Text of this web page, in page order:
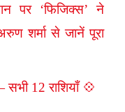
पर ‘फिजिक्स’ ने
शर्मा से जानें पूरा
12 राशियाँ 💠